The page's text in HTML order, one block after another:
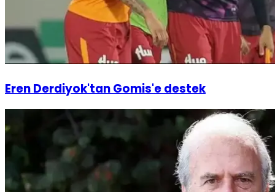
Eren Derdiyok'tan Gomis'e destek